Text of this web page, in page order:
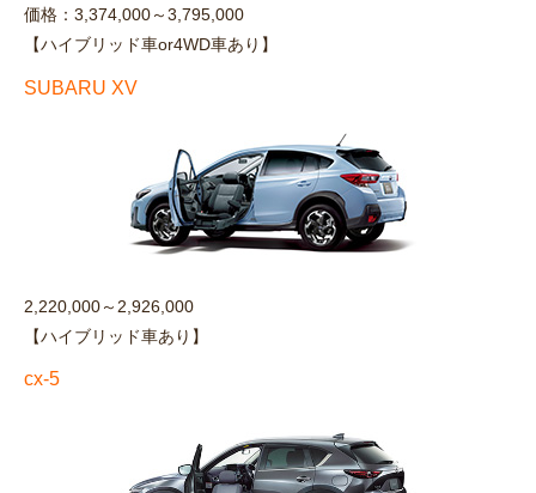
価格：3,374,000～3,795,000
【ハイブリッド車or4WD車あり】
SUBARU XV
2,220,000～2,926,000
【ハイブリッド車あり】
cx-5